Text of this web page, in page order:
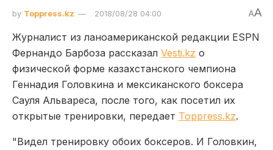
by Toppress.kz 2018/08/28 04:00 AA
Журналист из ланоамериканской редакции ESPN
Фернандо Барбоза рассказал Vesti.kz о
физической форме казахстанского чемпиона
Геннадия Головкина и мексиканского боксера
Сауля Альвареса, после того, как посетил их
открытые тренировки, передает Toppress.kz.
"Видел тренировку обоих боксеров. И Головкин,